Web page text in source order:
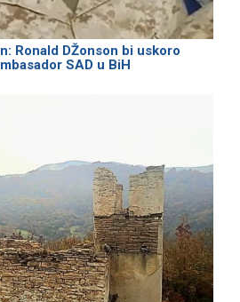
Ronald DŽonson bi uskoro
SAD u BiH